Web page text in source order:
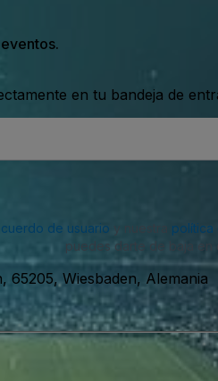
en tu bandeja de
de usuario política
puedes darte de baja en
65205, Wiesbaden, Alemania